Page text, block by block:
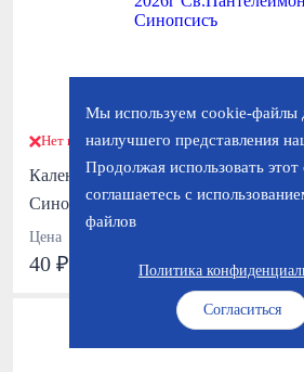
Нет в наличии
Календарь карманный 2026г
Синопсисъ
Цена
40 ₽
Мы используем cookie-файлы
наилучшего представления
Продолжая использовать этот
соглашаетесь с
файлов
Согласиться
Политика